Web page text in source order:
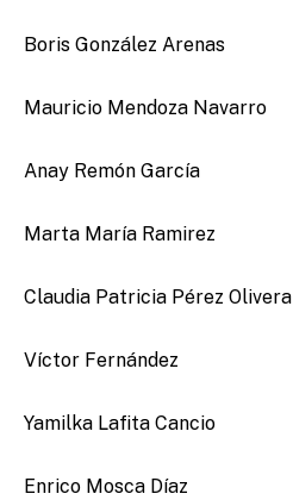
Boris González Arenas
Mauricio Mendoza Navarro
Anay Remón García
Marta María Ramirez
Claudia Patricia Pérez Olivera
Víctor Fernández
Yamilka Lafita Cancio
Enrico Mosca Díaz